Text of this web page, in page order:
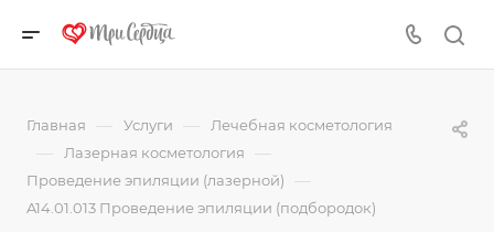
Главная — Услуги — Лечебная косметология
— Лазерная косметология —
Проведение эпиляции (лазерной) —
A14.01.013 Проведение эпиляции (подбородок)